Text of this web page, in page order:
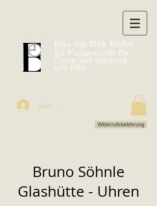
Dipl.-Ing. Dirk Endler
Ihr Fachgeschäft für
Uhren und Schmuck
seit 1894
Anmelden
Widerrufsbelehrung
Bruno Söhnle
Glashütte - Uhren